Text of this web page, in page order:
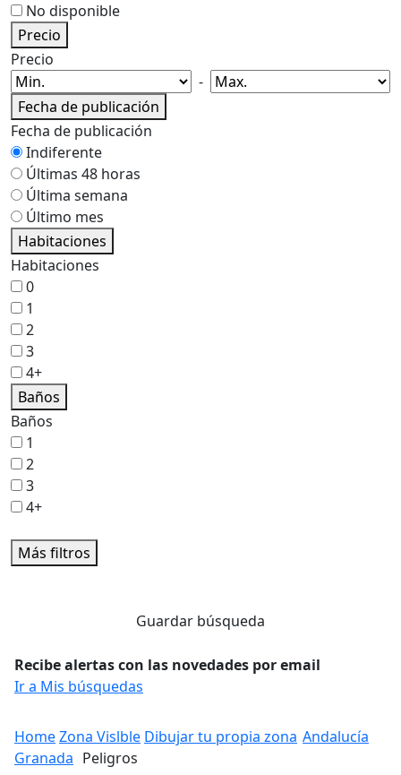
No disponible
Precio
Precio
-
Fecha de publicación
Fecha de publicación
Indiferente
Últimas 48 horas
Última semana
Último mes
Habitaciones
Habitaciones
0
1
2
3
4+
Baños
Baños
1
2
3
4+
Más filtros
Guardar búsqueda
Recibe alertas con las novedades por email
Ir a Mis búsquedas
HomeZona Vislble Dibujar tu propia zona Andalucía
Granada Peligros